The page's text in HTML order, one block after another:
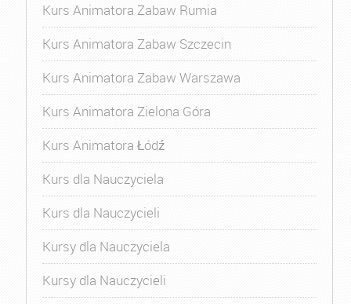
Kurs Animatora Zabaw Rumia
Kurs Animatora Zabaw Szczecin
Kurs Animatora Zabaw Warszawa
Kurs Animatora Zielona Góra
Kurs Animatora Łódź
Kurs dla Nauczyciela
Kurs dla Nauczycieli
Kursy dla Nauczyciela
Kursy dla Nauczycieli